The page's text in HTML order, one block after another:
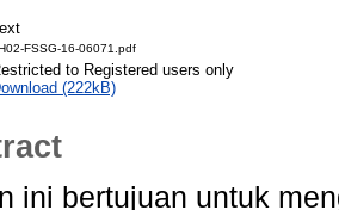
FSSG-16-06071.pdf
to Registered users only
(222kB)
ini bertujuan untuk